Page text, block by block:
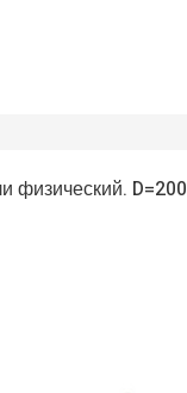
физический. D=200